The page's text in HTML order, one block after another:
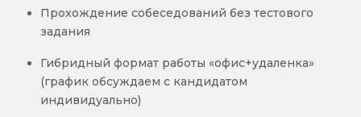
Прохождение собеседований без тестового
задания
Гибридный формат работы «офис+удаленка»
(график обсуждаем с кандидатом
индивидуально)